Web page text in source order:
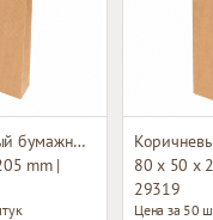
Коричневый бумажный мешок с плоским основанием
mm |
80 x 50 x
29319
Цена за 50